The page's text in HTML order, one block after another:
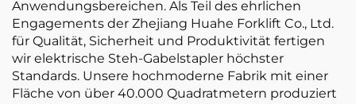
Anwendungsbereichen. Als Teil des ehrlichen
Engagements der Zhejiang Huahe Forklift Co., Ltd.
für Qualität, Sicherheit und Produktivität fertigen
wir elektrische Steh-Gabelstapler höchster
Standards. Unsere hochmoderne Fabrik mit einer
Fläche von über 40.000 Quadratmetern produziert